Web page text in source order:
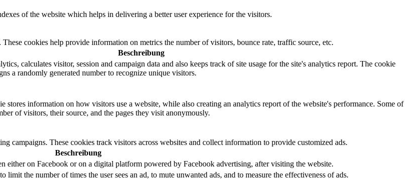
of the website which helps in delivering a better user experience for the visitors.
cookies help provide information on metrics the number of visitors, bounce rate, traffic source, etc.
Beschreibung
calculates visitor, session and campaign data and also keeps track of site usage for the site's analytics report. The cookie
a randomly generated number to recognize unique visitors.
stores information on how visitors use a website, while also creating an analytics report of the website's performance. Some of
of visitors, their source, and the pages they visit anonymously.
campaigns. These cookies track visitors across websites and collect information to provide customized ads.
Beschreibung
either on Facebook or on a digital platform powered by Facebook advertising, after visiting the website.
the number of times the user sees an ad, to mute unwanted ads, and to measure the effectiveness of ads.